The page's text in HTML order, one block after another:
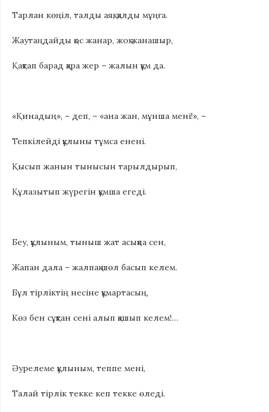
Тарлан көңіл, талды аяқ, қалды мұңға.
Жаутаңдайды қос жанар, жоқ жанашыр,
Қақтап барад қара жер – жалын құм да.
«Қинадың», – деп, – «ана жан, мұнша мені!», –
Тепкілейді құлыны тұмса енені.
Қысып жанын тынысын тарылдырып,
Құлазытып жүрегін құмша егеді.
Беу, құлыным, тыныш жат асықпа сен,
Жапан дала – жалпақ шөл басып келем.
Бұл тірліктің несіне құмартасың,
Көз бен сұқтан сені алып қашып келем!…
Әурелеме құлыным, теппе мені,
Талай тірлік текке кеп текке өледі.